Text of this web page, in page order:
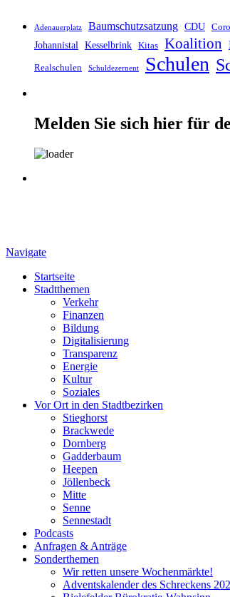
Adenauerplatz Baumschutzsatzung CDU
Johannistal Kesselbrink Kitas Koalition
Realschulen Schuldezernent Schulen
Melden Sie sich hier für
Navigate
Startseite
Stadtthemen
Verkehr
Finanzen
Bildung
Digitalisierung
Transparenz
Energie
Kultur
Soziales
Vor Ort in den Stadtbezirken
Stieghorst
Brackwede
Dornberg
Gadderbaum
Heepen
Jöllenbeck
Mitte
Senne
Sennestadt
Podcasts
Anfragen & Anträge
Sonderthemen
Wir retten unsere Wochenmärkte!
Adventskalender des Schreckens